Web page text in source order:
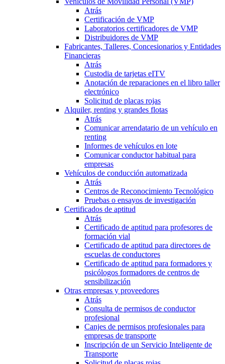
Atrás
Certificación de VMP
Laboratorios certificadores de VMP
Distribuidores de VMP
Fabricantes, Talleres, Concesionarios y Entidades
Financieras
Atrás
Custodia de tarjetas eITV
Anotación de reparaciones en el libro taller
electrónico
Solicitud de placas rojas
Alquiler, renting y grandes flotas
Atrás
Comunicar arrendatario de un vehículo en
renting
Informes de vehículos en lote
Comunicar conductor habitual para
empresas
Vehículos de conducción automatizada
Atrás
Centros de Reconocimiento Tecnológico
Pruebas o ensayos de investigación
Certificados de aptitud
Atrás
Certificado de aptitud para profesores de
formación vial
Certificado de aptitud para directores de
escuelas de conductores
Certificado de aptitud para formadores y
psicólogos formadores de centros de
sensibilización
Otras empresas y proveedores
Atrás
Consulta de permisos de conductor
profesional
Canjes de permisos profesionales para
empresas de transporte
Inscripción de un Servicio Inteligente de
Transporte